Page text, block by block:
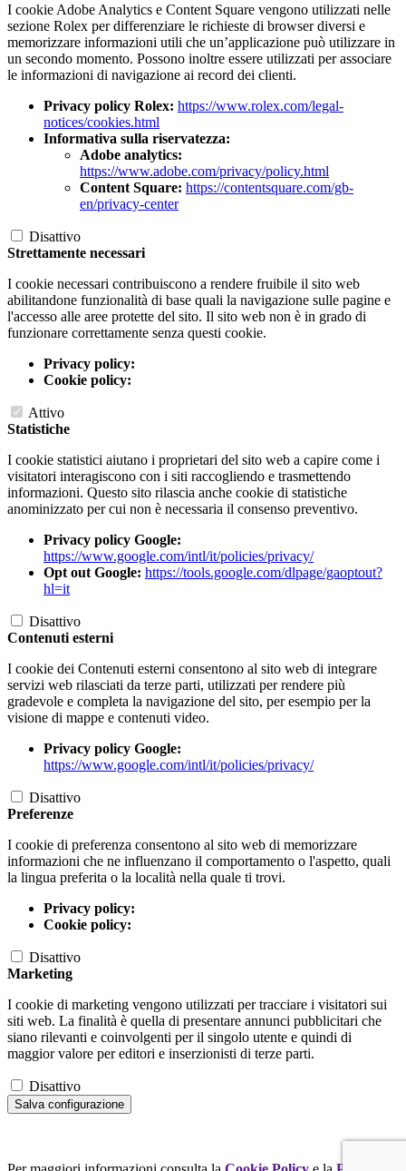
I cookie Adobe Analytics e Content Square vengono utilizzati nelle
sezione Rolex per differenziare le richieste di browser diversi e
memorizzare informazioni utili che un’applicazione può utilizzare in
un secondo momento. Possono inoltre essere utilizzati per associare
le informazioni di navigazione ai record dei clienti.
Privacy policy Rolex: https://www.rolex.com/legal-
notices/cookies.html
Informativa sulla riservatezza:
Adobe analytics:
https://www.adobe.com/privacy/policy.html
Content Square: https://contentsquare.com/gb-
en/privacy-center
Disattivo
Strettamente necessari
I cookie necessari contribuiscono a rendere fruibile il sito web
abilitandone funzionalità di base quali la navigazione sulle pagine e
l'accesso alle aree protette del sito. Il sito web non è in grado di
funzionare correttamente senza questi cookie.
Privacy policy:
Cookie policy:
Attivo
Statistiche
I cookie statistici aiutano i proprietari del sito web a capire come i
visitatori interagiscono con i siti raccogliendo e trasmettendo
informazioni. Questo sito rilascia anche cookie di statistiche
anominizzato per cui non è necessaria il consenso preventivo.
Privacy policy Google:
https://www.google.com/intl/it/policies/privacy/
Opt out Google: https://tools.google.com/dlpage/gaoptout?
hl=it
Disattivo
Contenuti esterni
I cookie dei Contenuti esterni consentono al sito web di integrare
servizi web rilasciati da terze parti, utilizzati per rendere più
gradevole e completa la navigazione del sito, per esempio per la
visione di mappe e contenuti video.
Privacy policy Google:
https://www.google.com/intl/it/policies/privacy/
Disattivo
Preferenze
I cookie di preferenza consentono al sito web di memorizzare
informazioni che ne influenzano il comportamento o l'aspetto, quali
la lingua preferita o la località nella quale ti trovi.
Privacy policy:
Cookie policy:
Disattivo
Marketing
I cookie di marketing vengono utilizzati per tracciare i visitatori sui
siti web. La finalità è quella di presentare annunci pubblicitari che
siano rilevanti e coinvolgenti per il singolo utente e quindi di
maggior valore per editori e inserzionisti di terze parti.
Disattivo
Salva configurazione